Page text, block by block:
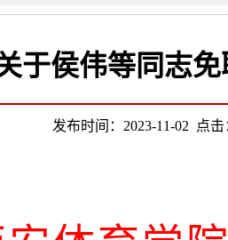
于侯伟等同志
发布时间：2023-11-02 点